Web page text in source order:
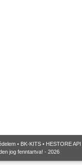
• BK-KITS • HESTORE API
jog fenntartva! - 2026